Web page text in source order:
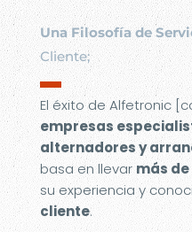
Una Filosofía de
Cliente;
▬
El éxito de Alfetronic
empresas
alternadores y
basa en llevar más de
su experiencia y
cliente.